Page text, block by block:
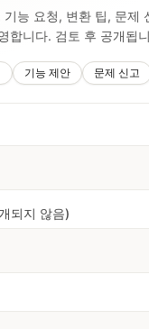
기능 요청, 변환 팁, 문제
합니다. 검토 후 공개됩
기능 제안 문제 신고
되지 않음)